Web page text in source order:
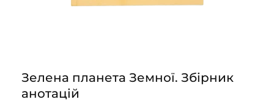
Зелена планета Земної. Збірник
анотацій